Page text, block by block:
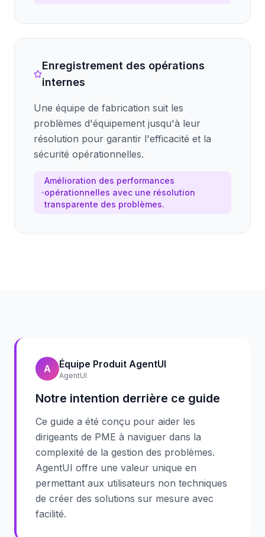
Enregistrement des opérations
internes
Une équipe de fabrication suit les
problèmes d'équipement jusqu'à leur
résolution pour garantir l'efficacité et la
sécurité opérationnelles.
Amélioration des performances
opérationnelles avec une résolution
transparente des problèmes.
A Équipe Produit AgentUI
AgentUI
Notre intention derrière ce guide
Ce guide a été conçu pour aider les
dirigeants de PME à naviguer dans la
complexité de la gestion des problèmes.
AgentUI offre une valeur unique en
permettant aux utilisateurs non techniques
de créer des solutions sur mesure avec
facilité.